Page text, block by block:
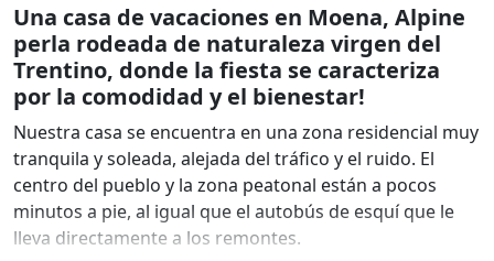
Una casa de vacaciones en Moena, Alpine
perla rodeada de naturaleza virgen del
Trentino, donde la fiesta se caracteriza
por la comodidad y el bienestar!
Nuestra casa se encuentra en una zona residencial muy
tranquila y soleada, alejada del tráfico y el ruido. El
centro del pueblo y la zona peatonal están a pocos
minutos a pie, al igual que el autobús de esquí que le
lleva directamente a los remontes.